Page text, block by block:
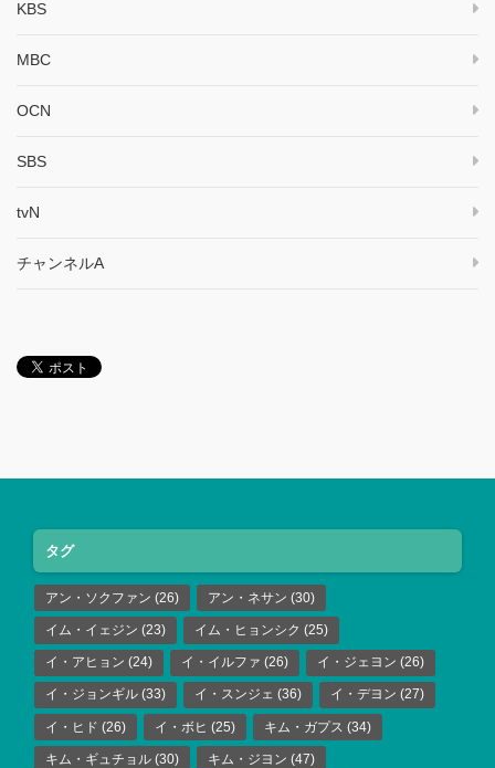
KBS
MBC
OCN
SBS
tvN
チャンネルA
タグ
アン・ソクファン (26) アン・ネサン (30)
イム・イェジン (23) イム・ヒョンシク (25)
イ・アヒョン (24) イ・イルファ (26) イ・ジェヨン (26)
イ・ジョンギル (33) イ・スンジェ (36) イ・デヨン (27)
イ・ヒド (26) イ・ボヒ (25) キム・ガプス (34)
キム・ギュチョル (30) キム・ジヨン (47)